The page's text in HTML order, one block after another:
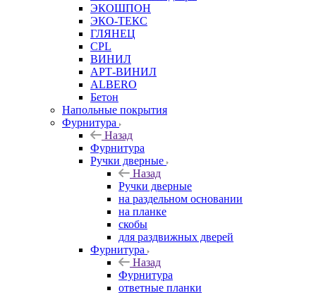
ЭКОШПОН
ЭКО-ТЕКС
ГЛЯНЕЦ
CPL
ВИНИЛ
АРТ-ВИНИЛ
ALBERO
Бетон
Напольные покрытия
Фурнитура
Назад
Фурнитура
Ручки дверные
Назад
Ручки дверные
на раздельном основании
на планке
скобы
для раздвижных дверей
Фурнитура
Назад
Фурнитура
ответные планки